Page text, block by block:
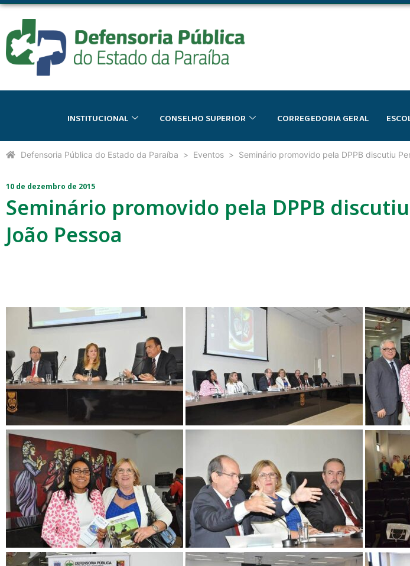
INSTITUCIONAL CONSELHO SUPERIOR CORREGEDORIA GERAL
Defensoria Pública do Estado da Paraíba Eventos Seminário promovido pela DPPB discutiu
10 de dezembro de 2015
Seminário promovido pela DPPB
João Pessoa